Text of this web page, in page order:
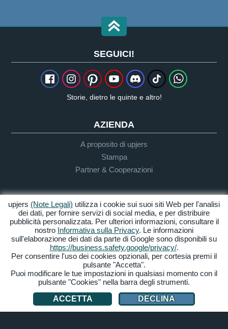
SEGUICI!
Storie, dietro le quinte e altro!
AZIENDA
A proposito di upjers
Stampa
Partner & Cooperazioni
INFO UTENTE & SUPPORTO
Guida per Let's Plays
Supporto
Legali
Privacy
Termini &
Condizioni
Gestione Cookies
upjers (Note Legali) utilizza i cookie sui suoi siti Web per l'analisi
dei dati, per fornire servizi di social media, e per distribuire
pubblicità personalizzata. Per ulteriori informazioni, consultare il
nostro Informativa sulla Privacy. Le informazioni
sull'elaborazione dei dati da parte di Google sono disponibili su
https://business.safety.google/privacy/.
Per consentire l'uso dei cookies opzionali, per cortesia premi il
pulsante "Accetta".
Puoi modificare le tue impostazioni in qualsiasi momento con il
pulsante "Cookies" nella barra degli strumenti.
ACCETTA
DECLINA